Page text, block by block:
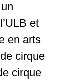
et
en arts
cirque
cirque